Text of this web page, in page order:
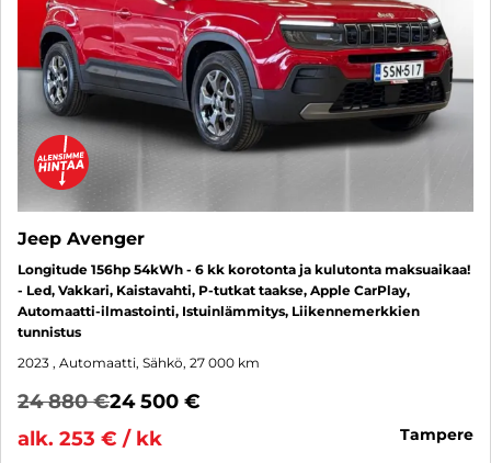
Jeep Avenger
Longitude 156hp 54kWh - 6 kk korotonta ja kulutonta maksuaikaa!
- Led, Vakkari, Kaistavahti, P-tutkat taakse, Apple CarPlay,
Automaatti-ilmastointi, Istuinlämmitys, Liikennemerkkien
tunnistus
2023 , Automaatti, Sähkö, 27 000 km
24 880 €24 500 €
alk. 253 € / kk
tampere